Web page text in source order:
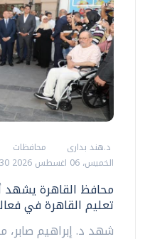
د.هند بدارى
محافظات
الخميس، 06 اغسطس 2026 09:30 م
محافظ القاهرة يشهد
تعليم القاهرة في
شهد د. إبراهيم صابر،